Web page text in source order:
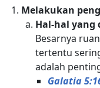
Melakukan
Hal-hal yang
Besarnya
tertentu
adalah
Galatia